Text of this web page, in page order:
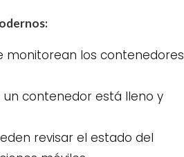
monitorean los contenedores
contenedor está lleno y
revisar el estado del